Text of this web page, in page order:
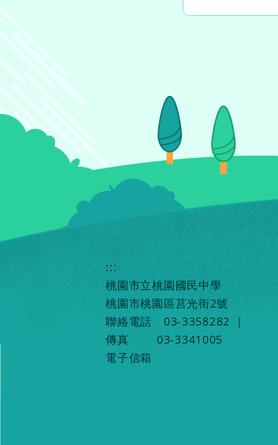
:::
桃園市立桃園國民中學
桃園市桃園區莒光街2號
聯絡電話
03-3358282
|
傳真
03-3341005
電子信箱